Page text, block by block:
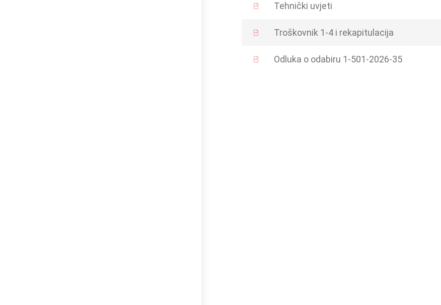
Tehnički uvjeti
Troškovnik 1-4 i rekapitulacija
Odluka o odabiru 1-501-2026-35